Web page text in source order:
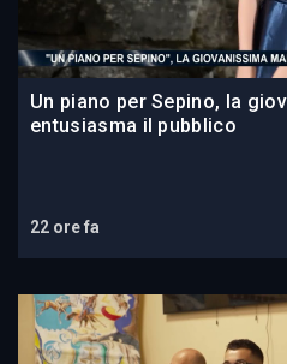
Un piano per Sepino, la
entusiasma il pubblico
22 ore fa